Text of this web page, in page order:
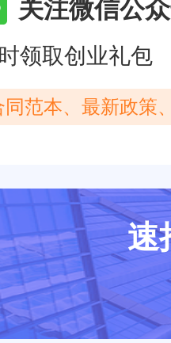
关注微信公
领取创业礼包
同范本、最新政策
速